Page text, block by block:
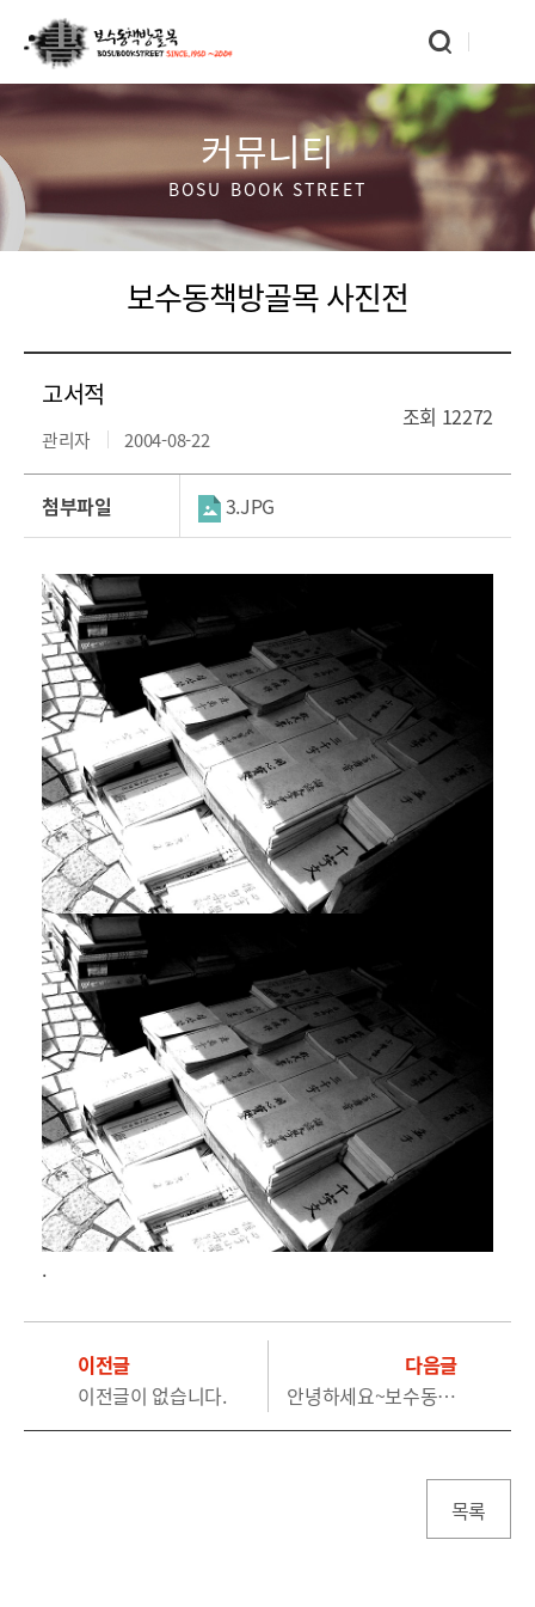
커뮤니티
BOSU BOOK STREET
보수동책방골목 사진전
고서적
조회 12272
관리자 2004-08-22
첨부파일 3.JPG
.
다음글
안녕하세요~보수동 책방골목 양수성입니다.
이전글
이전글이 없습니다.
목록